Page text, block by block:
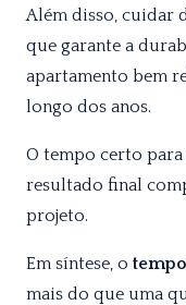
Além disso, cuidar
que garante a
apartamento bem
longo dos anos.
O tempo certo
resultado final
projeto.
Em síntese, o
mais do que uma